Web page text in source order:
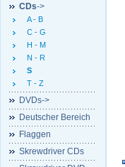
CDs->
A - B
C - G
H - M
N - R
S
T - Z
DVDs->
Deutscher Bereich
Flaggen
Skrewdriver CDs